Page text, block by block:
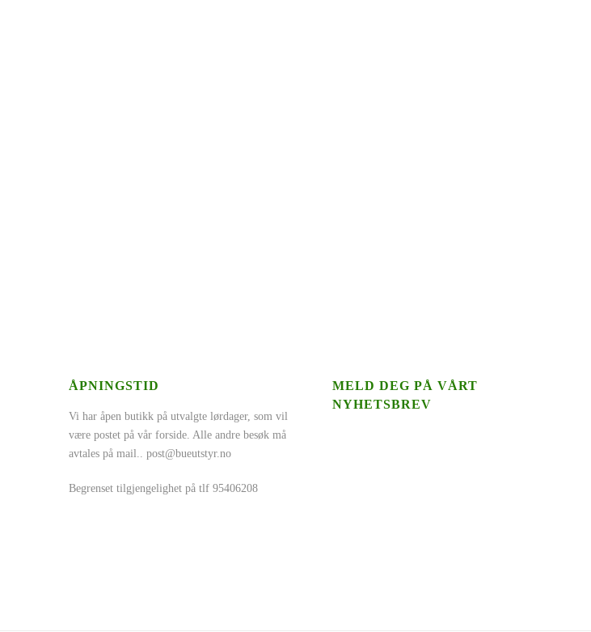
ÅPNINGSTID
Vi har åpen butikk på utvalgte lørdager, som vil
være postet på vår forside. Alle andre besøk må
avtales på mail..post@bueutstyr.no
Begrenset tilgjengelighet på tlf 95406208
MELD DEG PÅ VÅRT
NYHETSBREV